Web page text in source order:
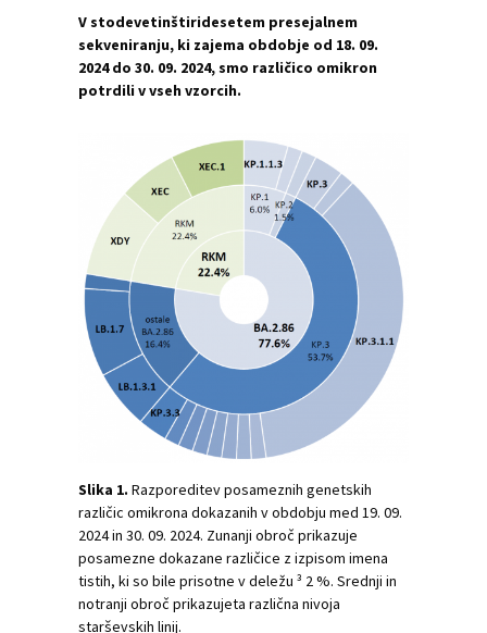
V stodevetinštiridesetem presejalnem
sekveniranju, ki zajema obdobje od 18. 09.
2024 do 30. 09. 2024, smo različico omikron
potrdili v vseh vzorcih.
Slika 1. Razporeditev posameznih genetskih
različic omikrona dokazanih v obdobju med 19. 09.
2024 in 30. 09. 2024. Zunanji obroč prikazuje
posamezne dokazane različice z izpisom imena
tistih, ki so bile prisotne v deležu ³ 2 %. Srednji in
notranji obroč prikazujeta različna nivoja
starševskih linij.